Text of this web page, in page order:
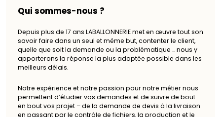
Qui sommes-nous ?
Depuis plus de 17 ans LABALLONNERIE met en œuvre tout son
savoir faire dans un seul et même but, contenter le client,
quelle que soit la demande ou la problématique … nous y
apporterons la réponse la plus adaptée possible dans les
meilleurs délais.
Notre expérience et notre passion pour notre métier nous
permettent d’étudier vos demandes et de suivre de bout
en bout vos projet – de la demande de devis à la livraison
en passant par le contrôle de fichiers, la production et le